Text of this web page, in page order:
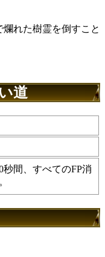
れた樹霊を倒すこと
道
秒間、すべてのFP消